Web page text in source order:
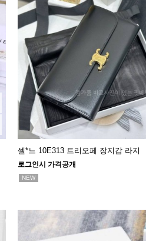
셀*느 10E313 트리오페 장지갑 라지
로그인시 가격공개
NEW